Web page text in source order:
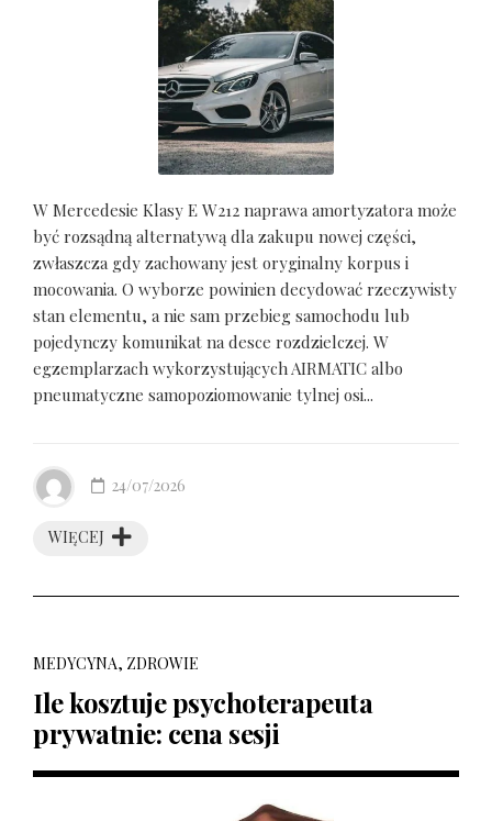
W Mercedesie Klasy E W212 naprawa amortyzatora może
być rozsądną alternatywą dla zakupu nowej części,
zwłaszcza gdy zachowany jest oryginalny korpus i
mocowania. O wyborze powinien decydować rzeczywisty
stan elementu, a nie sam przebieg samochodu lub
pojedynczy komunikat na desce rozdzielczej. W
egzemplarzach wykorzystujących AIRMATIC albo
pneumatyczne samopoziomowanie tylnej osi...
WIĘCEJ
24/07/2026
MEDYCYNA, ZDROWIE
Ile kosztuje psychoterapeuta
prywatnie: cena sesji